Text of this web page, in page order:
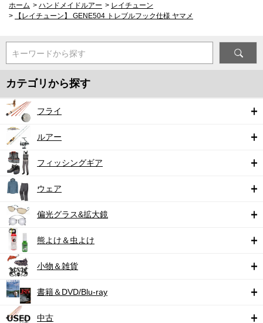
ホーム > ハンドメイドルアー > レイチューン
>
【レイチューン】 GENE504 トレブルフック仕様 ヤマメ
キーワードから探す
カテゴリから探す
フライ
ルアー
フィッシングギア
ウェア
偏光グラス&拡大鏡
熊よけ＆虫よけ
小物＆雑貨
書籍＆DVD/Blu-ray
中古